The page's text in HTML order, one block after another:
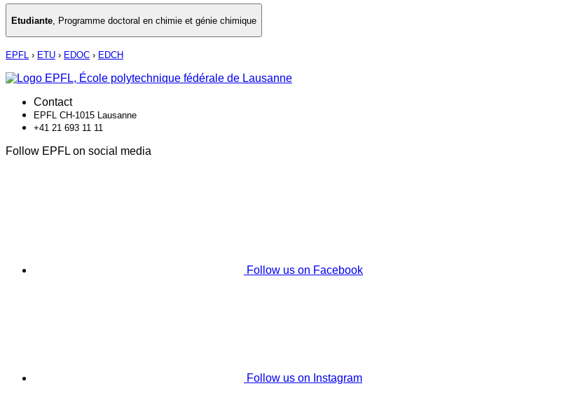
Etudiante Programme doctoral en chimie et génie chimique
EPFL › ETU › EDOC › EDCH
Contact
EPFL CH-1015 Lausanne
+41 21 693 11 11
Follow EPFL on social media
Follow us on Facebook
Follow us on Instagram